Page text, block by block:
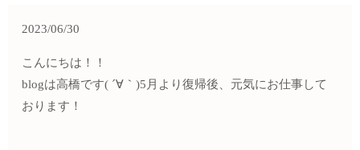
2023/06/30
こんにちは！！
blogは高橋です( ´∀｀)5月より復帰後、元気にお仕事して
おります！